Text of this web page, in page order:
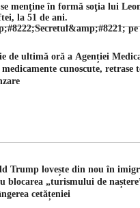
menţine în formă soţia lui
la 51 de ani.
pe
de ultimă oră a Agenției
cunoscute, retrase
Trump lovește din nou în
blocarea „turismului de
cetățeniei